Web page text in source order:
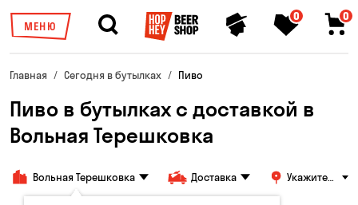
МЕНЮ
0 0
Главная Сегодня в бутылках Пиво
Пиво в бутылках с доставкой в
Вольная Терешковка
Вольная Терешковка Доставка
Укажите